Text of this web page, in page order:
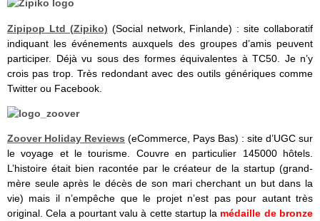
Zipipop Ltd (Zipiko) (Social network, Finlande) : site collaboratif
indiquant les événements auxquels des groupes d’amis peuvent
participer. Déjà vu sous des formes équivalentes à TC50. Je n’y
crois pas trop. Très redondant avec des outils génériques comme
Twitter ou Facebook.
Zoover Holiday Reviews (eCommerce, Pays Bas) : site d’UGC sur
le voyage et le tourisme. Couvre en particulier 145000 hôtels.
L’histoire était bien racontée par le créateur de la startup (grand-
mère seule après le décès de son mari cherchant un but dans la
vie) mais il n’empêche que le projet n’est pas pour autant très
original. Cela a pourtant valu à cette startup la médaille de bronze